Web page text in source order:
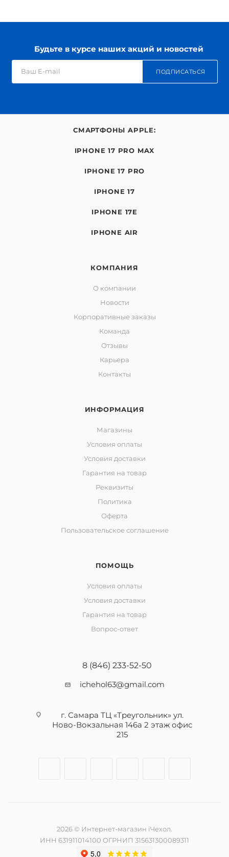
Будьте в курсе наших акций и новостей
ПОДПИСАТЬСЯ
СМАРТФОНЫ APPLE:
IPHONE 17 PRO MAX
IPHONE 17 PRO
IPHONE 17
IPHONE 17E
IPHONE AIR
КОМПАНИЯ
О компании
Новости
Корпоративные заказы
Команда
Отзывы
Карьера
Контакты
ИНФОРМАЦИЯ
Магазины
Условия оплаты
Условия доставки
Гарантия на товар
Реквизиты
Политика
Оферта
Пользовательское соглашение
ПОМОЩЬ
Условия оплаты
Условия доставки
Гарантия на товар
Вопрос-ответ
8 (846) 233-52-50
ichehol63@gmail.com
г. Самара ТЦ «Треугольник» ул.
Ново-Вокзальная 146а 2 этаж офис
215
2026 © Интернет-магазин iЧехол.
ИНН 631911014100 ОГРНИП 315631300089311